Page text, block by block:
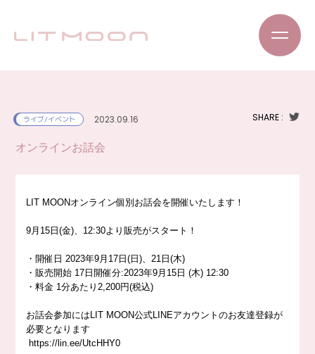
ライブ/イベント 2023.09.16 SHARE :
オンラインお話会
LIT MOONオンライン個別お話会を開催いたします！
9月15日(金)、12:30より販売がスタート！
・開催日 2023年9月17日(日)、21日(木)
・販売開始 17日開催分:2023年9月15日 (木) 12:30
・料金 1分あたり2,200円(税込)
お話会参加にはLIT MOON公式LINEアカウントのお友達登録が
必要となります
https:// lin.ee/UtcHHY0